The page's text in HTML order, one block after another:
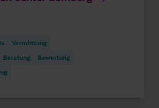
Vermittlung
Beratung
Bewertung